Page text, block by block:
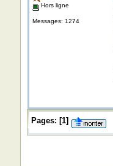
Hors ligne
Messages: 1274
Pages: [1]